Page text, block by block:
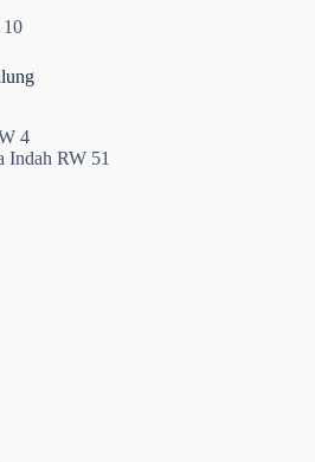
10
4
Indah RW 51